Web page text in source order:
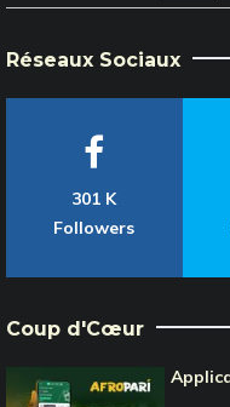
Réseaux Sociaux
301 K
Followers
Coup d'Cœur